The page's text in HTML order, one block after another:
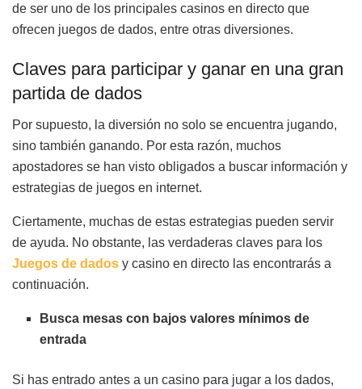
de ser uno de los principales casinos en directo que
ofrecen juegos de dados, entre otras diversiones.
Claves para participar y ganar en una gran
partida de dados
Por supuesto, la diversión no solo se encuentra jugando,
sino también ganando. Por esta razón, muchos
apostadores se han visto obligados a buscar información y
estrategias de juegos en internet.
Ciertamente, muchas de estas estrategias pueden servir
de ayuda. No obstante, las verdaderas claves para los
Juegos de dados y casino en directo las encontrarás a
continuación.
Busca mesas con bajos valores mínimos de
entrada
Si has entrado antes a un casino para jugar a los dados,